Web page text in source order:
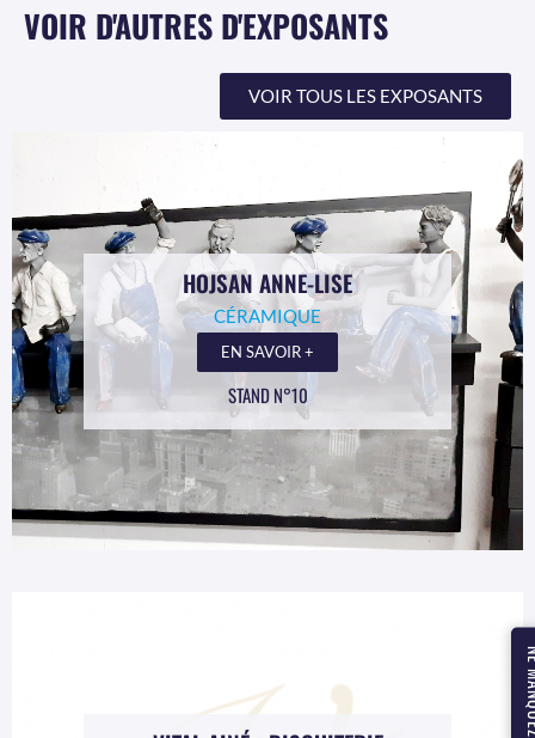
VOIR D'AUTRES D'EXPOSANTS
VOIR TOUS LES EXPOSANTS
HOJSAN ANNE-LISE
CÉRAMIQUE
EN SAVOIR +
STAND N°10